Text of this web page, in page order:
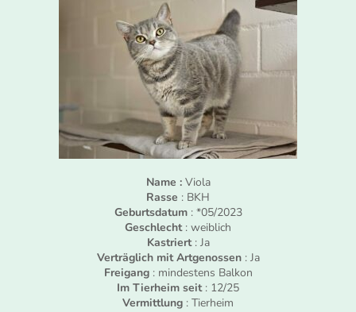
Name :Viola
Rasse : BKH
Geburtsdatum: *05/2023
Geschlecht: weiblich
Kastriert: Ja
Verträglich mit Artgenossen: Ja
Freigang: mindestens Balkon
Im Tierheim seit: 12/25
Vermittlung : Tierheim